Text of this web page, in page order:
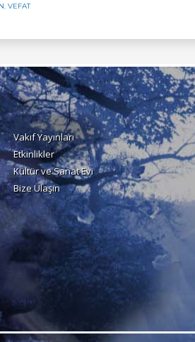
, VEFAT
Vakıf Yayınları
Etkinlikler
Kültür ve Sanat Evi
Bize Ulaşın